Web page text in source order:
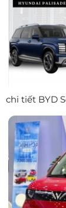
chi tiết BYD